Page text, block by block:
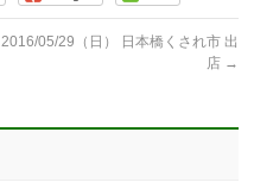
2016/05/29（日） 日本橋くされ市 出
店 →